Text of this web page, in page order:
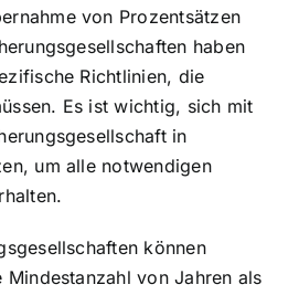
von Prozentsätzen
haben
Richtlinien, die
Es ist wichtig, sich mit
in
um alle notwendigen
können
Mindestanzahl von Jahren als